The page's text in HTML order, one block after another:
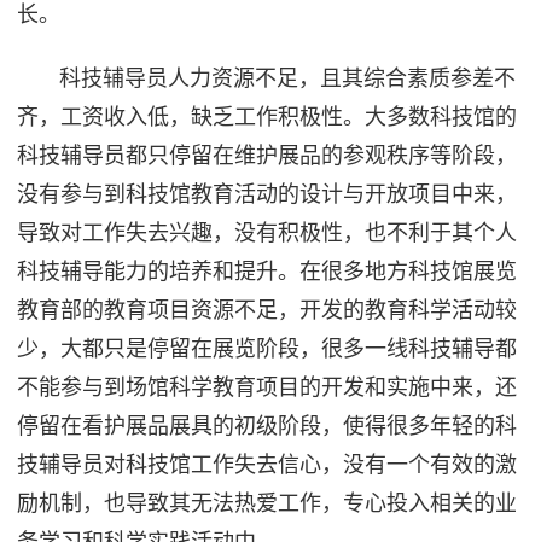
长。
科技辅导员人力资源不足，且其综合素质参差不
齐，工资收入低，缺乏工作积极性。大多数科技馆的
科技辅导员都只停留在维护展品的参观秩序等阶段，
没有参与到科技馆教育活动的设计与开放项目中来，
导致对工作失去兴趣，没有积极性，也不利于其个人
科技辅导能力的培养和提升。在很多地方科技馆展览
教育部的教育项目资源不足，开发的教育科学活动较
少，大都只是停留在展览阶段，很多一线科技辅导都
不能参与到场馆科学教育项目的开发和实施中来，还
停留在看护展品展具的初级阶段，使得很多年轻的科
技辅导员对科技馆工作失去信心，没有一个有效的激
励机制，也导致其无法热爱工作，专心投入相关的业